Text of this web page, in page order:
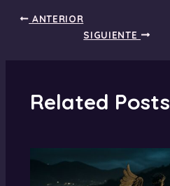
ANTERIOR
SIGUIENTE
Related Posts